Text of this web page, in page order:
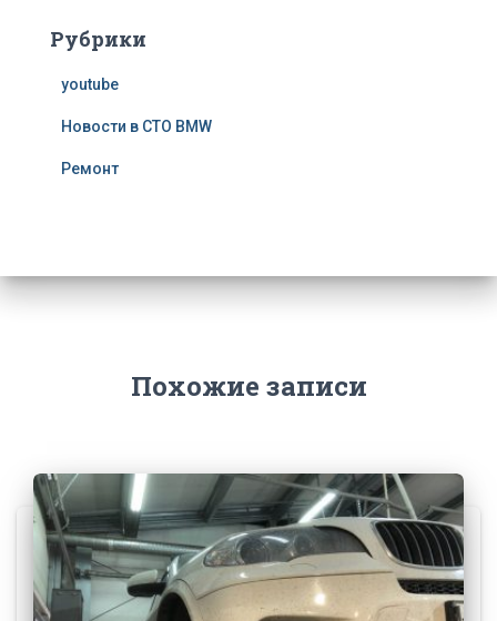
Рубрики
youtube
Новости в СТО BMW
Ремонт
Похожие записи